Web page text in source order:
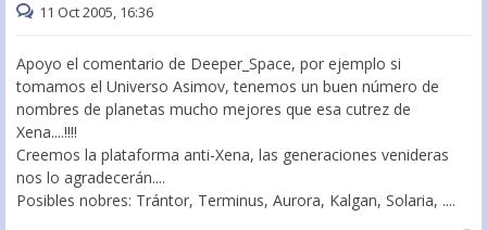
11 Oct 2005, 16:36
Apoyo el comentario de Deeper_Space, por ejemplo si
tomamos el Universo Asimov, tenemos un buen número de
nombres de planetas mucho mejores que esa cutrez de
Xena....!!!!
Creemos la plataforma anti-Xena, las generaciones venideras
nos lo agradecerán....
Posibles nobres: Trántor, Terminus, Aurora, Kalgan, Solaria, ....